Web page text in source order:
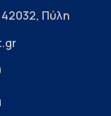
Πύλη